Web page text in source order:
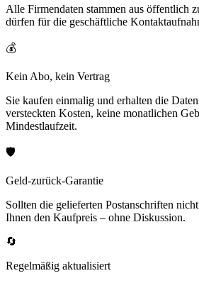
Alle Firmendaten stammen aus öffentlich
dürfen für die geschäftliche
💰
Kein Abo, kein Vertrag
Sie kaufen einmalig und erhalten die
versteckten Kosten, keine monatlichen
Mindestlaufzeit.
🛡️
Geld-zurück-Garantie
Sollten die gelieferten Postanschriften
Ihnen den Kaufpreis – ohne Diskussion.
🔄
Regelmäßig aktualisiert